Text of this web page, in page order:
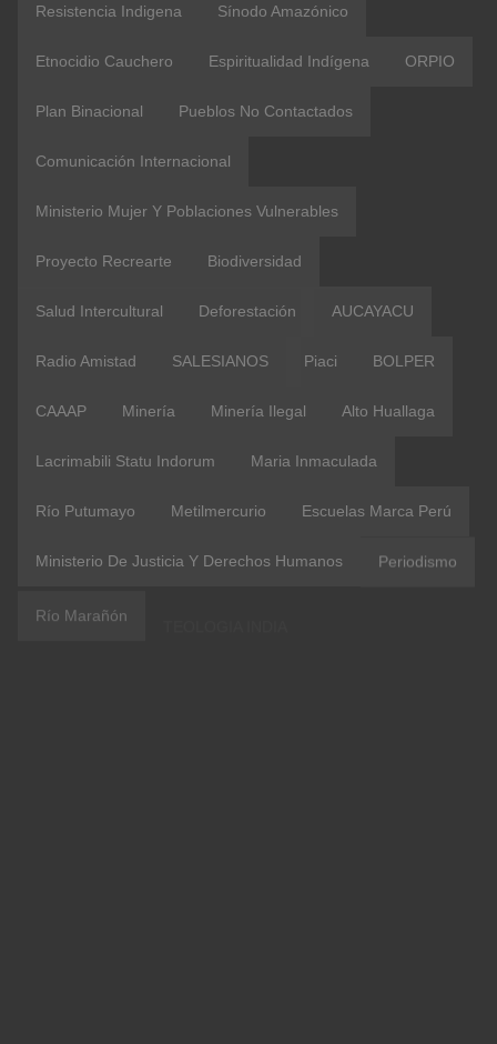
Resistencia Indigena Sínodo Amazónico
Etnocidio Cauchero Espiritualidad Indígena ORPIO
Plan Binacional Pueblos No Contactados
Comunicación Internacional
Ministerio Mujer Y Poblaciones Vulnerables
Proyecto Recrearte Biodiversidad
Salud Intercultural Deforestación AUCAYACU
Radio Amistad SALESIANOS Piaci BOLPER
CAAAP Minería Minería Ilegal Alto Huallaga
Lacrimabili Statu Indorum Maria Inmaculada
Río Putumayo Metilmercurio Escuelas Marca Perú
Ministerio De Justicia Y Derechos Humanos Periodismo
Río Marañón